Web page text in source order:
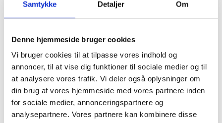
Samtykke Detaljer Om
Denne hjemmeside bruger cookies
Vi bruger cookies til at tilpasse vores indhold og
annoncer, til at vise dig funktioner til sociale medier og til
at analysere vores trafik. Vi deler også oplysninger om
din brug af vores hjemmeside med vores partnere inden
for sociale medier, annonceringspartnere og
analysepartnere. Vores partnere kan kombinere disse
Wallshop.dk
Gastrobutikken ApS
Rømersvej 33
7430 Ikast
CVR: 38952986
Telefon træffetid:
Tlf.71 99 30 98